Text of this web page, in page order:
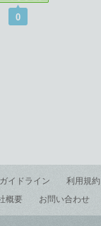
0
イドライン
利用規約
概要 お問い合わせ